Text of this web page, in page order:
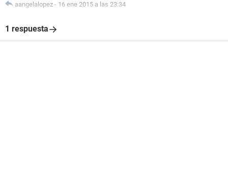
aangelalopez - 16 ene 2015 a las 23:34
1 respuesta